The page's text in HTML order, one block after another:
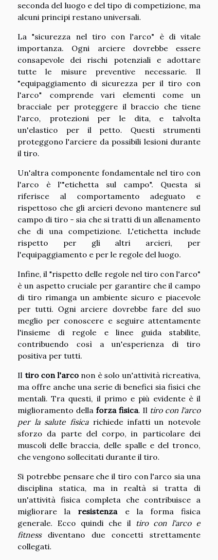
seconda del luogo e del tipo di competizione, ma
alcuni principi restano universali.
La "sicurezza nel tiro con l'arco" è di vitale
importanza. Ogni arciere dovrebbe essere
consapevole dei rischi potenziali e adottare
tutte le misure preventive necessarie. Il
"equipaggiamento di sicurezza per il tiro con
l'arco" comprende vari elementi come un
bracciale per proteggere il braccio che tiene
l'arco, protezioni per le dita, e talvolta
un'elastico per il petto. Questi strumenti
proteggono l'arciere da possibili lesioni durante
il tiro.
Un'altra componente fondamentale nel tiro con
l'arco è l'"etichetta sul campo". Questa si
riferisce al comportamento adeguato e
rispettoso che gli arcieri devono mantenere sul
campo di tiro - sia che si tratti di un allenamento
che di una competizione. L'etichetta include
rispetto per gli altri arcieri, per
l'equipaggiamento e per le regole del luogo.
Infine, il "rispetto delle regole nel tiro con l'arco"
è un aspetto cruciale per garantire che il campo
di tiro rimanga un ambiente sicuro e piacevole
per tutti. Ogni arciere dovrebbe fare del suo
meglio per conoscere e seguire attentamente
l'insieme di regole e linee guida stabilite,
contribuendo così a un'esperienza di tiro
positiva per tutti.
Il tiro con l'arconon è solo un'attività ricreativa,
ma offre anche una serie di benefici sia fisici che
mentali. Tra questi, il primo e più evidente è il
miglioramento della forza fisica. Il tiro con l'arco
per la salute fisicarichiede infatti un notevole
sforzo da parte del corpo, in particolare dei
muscoli delle braccia, delle spalle e del tronco,
che vengono sollecitati durante il tiro.
Si potrebbe pensare che il tiro con l'arco sia una
disciplina statica, ma in realtà si tratta di
un'attività fisica completa che contribuisce a
migliorare la resistenzae la forma fisica
generale. Ecco quindi che il tiro con l'arco e
fitnessdiventano due concetti strettamente
collegati.